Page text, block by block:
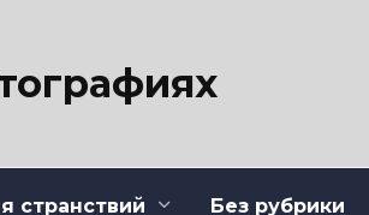
странствий Без рубрики